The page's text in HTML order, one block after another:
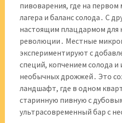
пивоварения, где на первом
лагера и баланс солода․ С
настоящим плацдармом для
революции․ Местные
экспериментируют с
специй, копчением солода и
необычных дрожжей․ Это
ландшафт, где в одном
старинную пивную с
ультрасовременный бар с